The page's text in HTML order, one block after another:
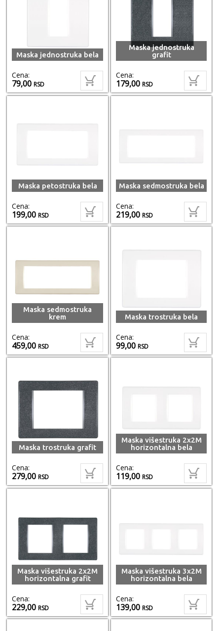
Maska jednostruka bela
Cena:
79,00RSD
Maska jednostruka
grafit
Cena:
179,00RSD
Maska petostruka bela
Cena:
199,00RSD
Maska sedmostruka bela
Cena:
219,00RSD
Maska sedmostruka
krem
Cena:
459,00RSD
Maska trostruka bela
Cena:
99,00RSD
Maska trostruka grafit
Cena:
279,00RSD
Maska višestruka 2x2M
horizontalna bela
Cena:
119,00RSD
Maska višestruka 2x2M
horizontalna grafit
Cena:
229,00RSD
Maska višestruka 3x2M
horizontalna bela
Cena:
139,00RSD